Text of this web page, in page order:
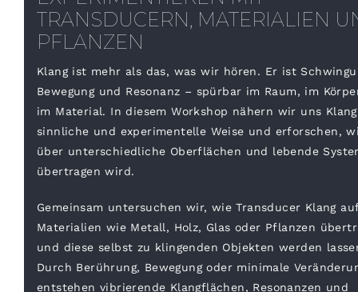
TRANSDUCERN, MATERIALIEN
PFLANZEN
Klang ist mehr als das, was wir hören. Er ist
Bewegung und Resonanz – spürbar im Raum, im
im Material. In diesem Workshop nähern wir uns
sinnliche und experimentelle Weise und erforschen,
über unterschiedliche Oberflächen und lebende
übertragen wird.
Gemeinsam untersuchen wir, wie Transducer Klang
Materialien wie Metall, Holz, Glas oder Pflanzen
und diese selbst zu klingenden Objekten werden
Durch Berührung, Bewegung oder minimale
entstehen vibrierende Klangflächen, Resonanzen und